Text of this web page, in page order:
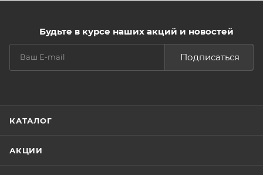
Будьте в курсе наших акций и новостей
Подписаться
КАТАЛОГ
АКЦИИ